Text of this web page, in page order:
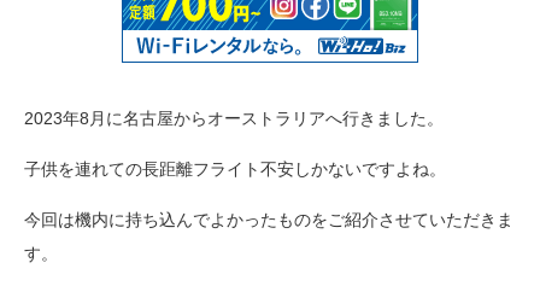
2023年8月に名古屋からオーストラリアへ行きました。
子供を連れての長距離フライト不安しかないですよね。
今回は機内に持ち込んでよかったものをご紹介させていただきま
す。